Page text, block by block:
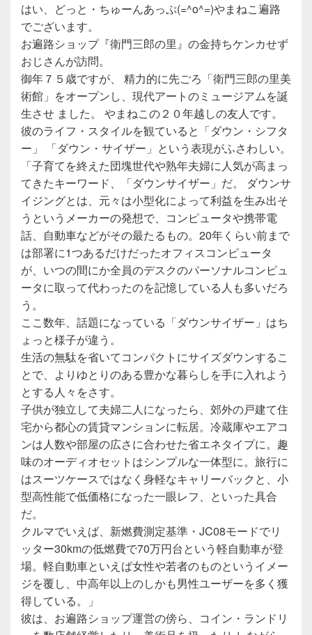
はい、どっと・ちゅーんあっぷ(=^o^=)やまねこ遍路
でございます。
お遍路ショップ『衛門三郎の里』の金持ちケンカせず
おじさんが訪問。
御年７５歳ですが、 精力的に先ごろ「衛門三郎の里美
術館」をオープンし、現代アートのミュージアムを誕
生させ ました。 やまねこの２０年越しの友人です。
彼のライフ・スタイルを観ていると「ダウン・シフタ
ー」 「ダウン・サイザー」という表現がふさわしい。
「子育てを終えた団塊世代や熟年夫婦に人気が高まっ
てきたキーワード、「ダウンサイザー」だ。 ダウンサ
イジングとは、元々は小型化によって利益を生み出そ
うというメーカーの発想で、コンピュータや携帯電
話、自動車などがその最たるもの。20年くらい前まで
は部署に1つあるだけだったオフィスコンピュータ
が、いつの間にか全員のデスクのパーソナルコンピュ
ータに取って代わったのを記憶している人も多いだろ
う。
ここ数年、話題になっている「ダウンサイザー」はち
ょっと様子が違う。
生活の無駄を省いてコンパクトにサイズダウンするこ
とで、よりゆとりのある豊かな暮らしを手に入れよう
とする人々をさす。
子供が独立して夫婦二人になったら、郊外の戸建て住
宅から都心の賃貸マンションに転居。冷蔵庫やエアコ
ンは人数や部屋の広さに合わせた省エネタイプに。趣
味のオーディオセットはシンプルな一体型に。旅行に
はスーツケースではなく身軽なキャリーバックと、小
型高性能で低価格になった一眼レフ、といった具合
だ。
クルマでいえば、新燃費測定基準・JC08モードでリ
ッター30kmの低燃費で70万円台という軽自動車が登
場。軽自動車といえば女性や若者のものというイメー
ジを覆し、中高年以上のしかも男性ユーザーを多く獲
得している。」
彼は、お遍路ショップ運営の傍ら、コイン・ランドリ